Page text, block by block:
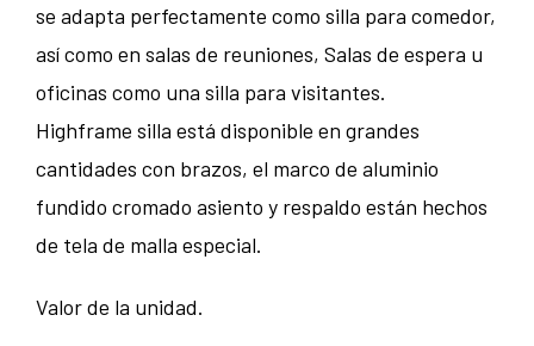
se adapta perfectamente como silla para comedor,
así como en salas de reuniones, Salas de espera u
oficinas como una silla para visitantes.
Highframe silla está disponible en grandes
cantidades con brazos, el marco de aluminio
fundido cromado asiento y respaldo están hechos
de tela de malla especial.
Valor de la unidad.